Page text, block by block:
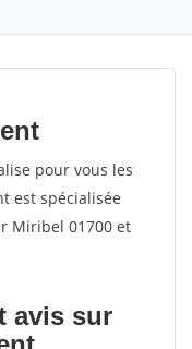
pour vous les
est spécialisée
Miribel 01700 et
avis sur